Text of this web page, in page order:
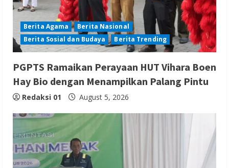
Berita Agama
Berita Nasional
Berita Sosial dan Budaya
Berita Trending
PGPTS Ramaikan Perayaan HUT Vihara Boen
Hay Bio dengan Menampilkan Palang Pintu
Redaksi 01 August 5, 2026